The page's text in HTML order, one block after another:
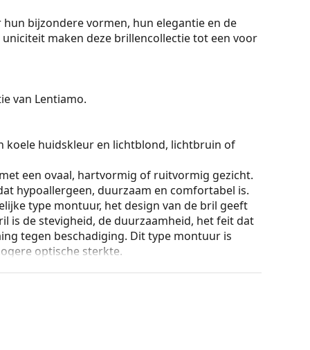
bijzondere vormen, hun elegantie en de
maken deze brillencollectie tot een voor
van Lentiamo.
koele huidskleur en lichtblond, lichtbruin of
een ovaal, hartvormig of ruitvormig gezicht.
hypoallergeen, duurzaam en comfortabel is.
type montuur, het design van de bril geeft
is de stevigheid, de duurzaamheid, het feit dat
tegen beschadiging. Dit type montuur is
optische sterkte.
de koker en het ontwerp kunnen variëren.